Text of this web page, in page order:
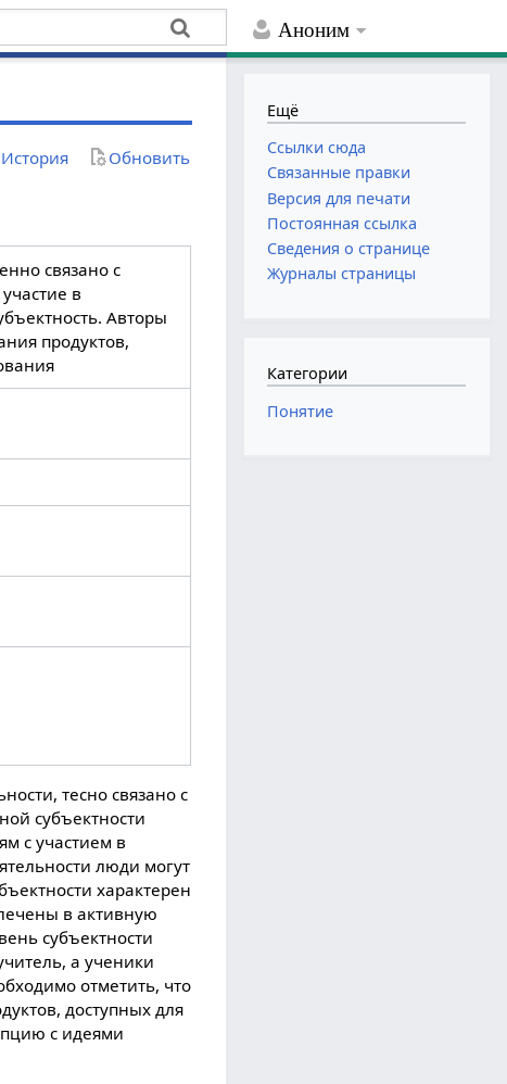
Аноним
История Обновить
связано с
в
Авторы
продуктов,
тесно связано с
субъектности
с участием в
люди могут
характерен
в активную
субъектности
а ученики
отметить, что
доступных для
с идеями
Ещё
Ссылки сюда
Связанные правки
Версия для печати
Постоянная ссылка
Сведения о странице
Журналы страницы
Категории
Понятие